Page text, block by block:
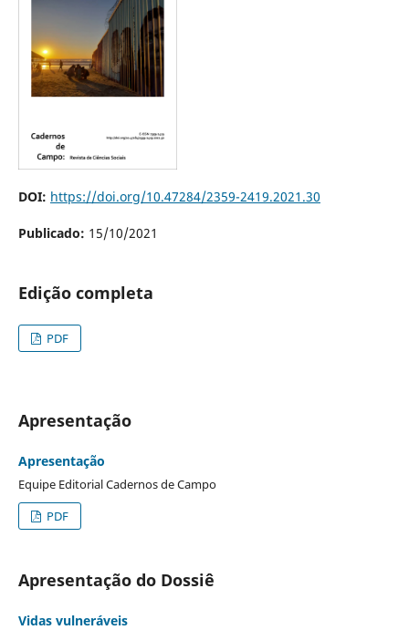
DOI: https://doi.org/10.47284/2359-2419.2021.30
Publicado: 15/10/2021
Edição completa
PDF
Apresentação
Apresentação
Equipe Editorial Cadernos de Campo
PDF
Apresentação do Dossiê
Vidas vulneráveis